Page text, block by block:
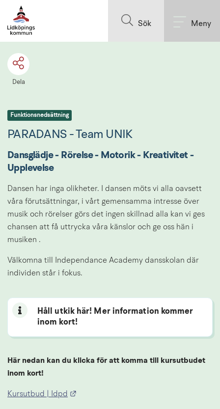
Sök Meny
Dela
Funktionsnedsättning
PARADANS - Team UNIK
Dansglädje - Rörelse - Motorik - Kreativitet -
Upplevelse
Dansen har inga olikheter. I dansen möts vi alla oavsett
våra förutsättningar, i vårt gemensamma intresse över
musik och rörelser görs det ingen skillnad alla kan vi ges
chansen att få uttrycka våra känslor och ge oss hän i
musiken .
Välkomna till Independance Academy dansskolan där
individen står i fokus.
Håll utkik här! Mer information kommer
inom kort!
Här nedan kan du klicka för att komma till kursutbudet
inom kort!
Kursutbud | Idpd